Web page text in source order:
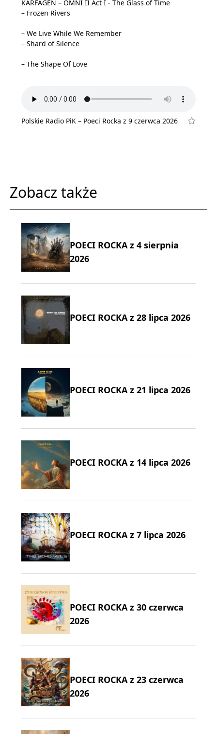
KARFAGEN – OMNI II Act I - The Glass of Time
– Frozen Rivers
– We Live While We Remember
– Shard of Silence
– The Shape Of Love
Polskie Radio PiK – Poeci Rocka z 9 czerwca 2026
Zobacz także
POECI ROCKA z 4 sierpnia
2026
POECI ROCKA z 28 lipca 2026
POECI ROCKA z 21 lipca 2026
POECI ROCKA z 14 lipca 2026
POECI ROCKA z 7 lipca 2026
POECI ROCKA z 30 czerwca
2026
POECI ROCKA z 23 czerwca
2026